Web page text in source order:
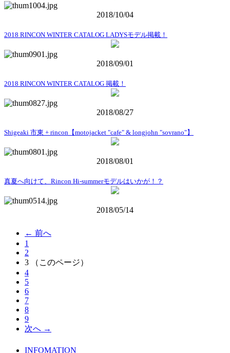
2018/10/04
2018 RINCON WINTER CATALOG LADYSモデル掲載！
2018/09/01
2018 RINCON WINTER CATALOG 掲載！
2018/08/27
Shigeaki 市東 + rincon【motojacket "cafe" & longjohn "sovrano"】
2018/08/01
真夏へ向けて、Rincon Hi-summerモデルはいかが！？
2018/05/14
← 前へ
1
2
3
（このページ）
4
5
6
7
8
9
次へ →
TOPICS LISTINFOMATION